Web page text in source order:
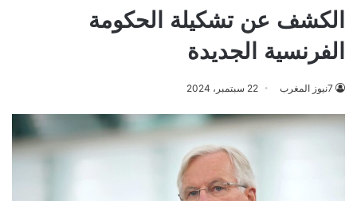
الكشف عن تشكيلة الحكومة
الفرنسية الجديدة
7نيوز المغرب 22 سبتمبر، 2024